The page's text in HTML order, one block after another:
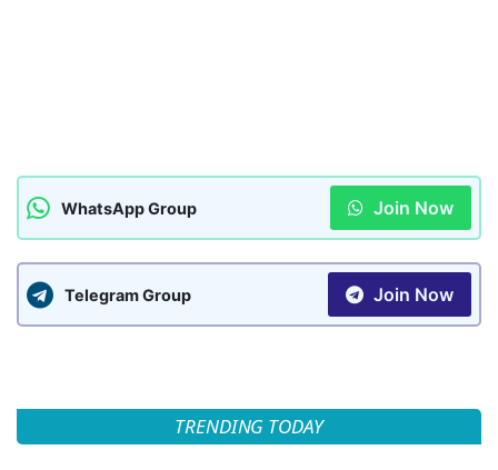
WhatsApp Group Join Now
Telegram Group Join Now
TRENDING TODAY